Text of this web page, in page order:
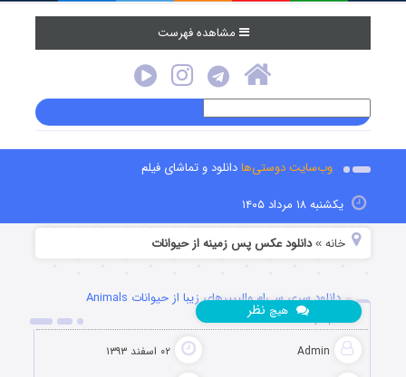
مشاهده فهرست
وب‌سایت دوستی‌هادانلود و تماشای فیلم
یکشنبه ۱۸ مرداد ۱۴۰۵
خانه »دانلود عکس پس زمینه از حیوانات
دانلود سری سی‌ام والپیپرهای زیبا از حیوانات Animals
Wallpapers
Admin ۰۲ اسفند ۱۳۹۳
هیچ نظر